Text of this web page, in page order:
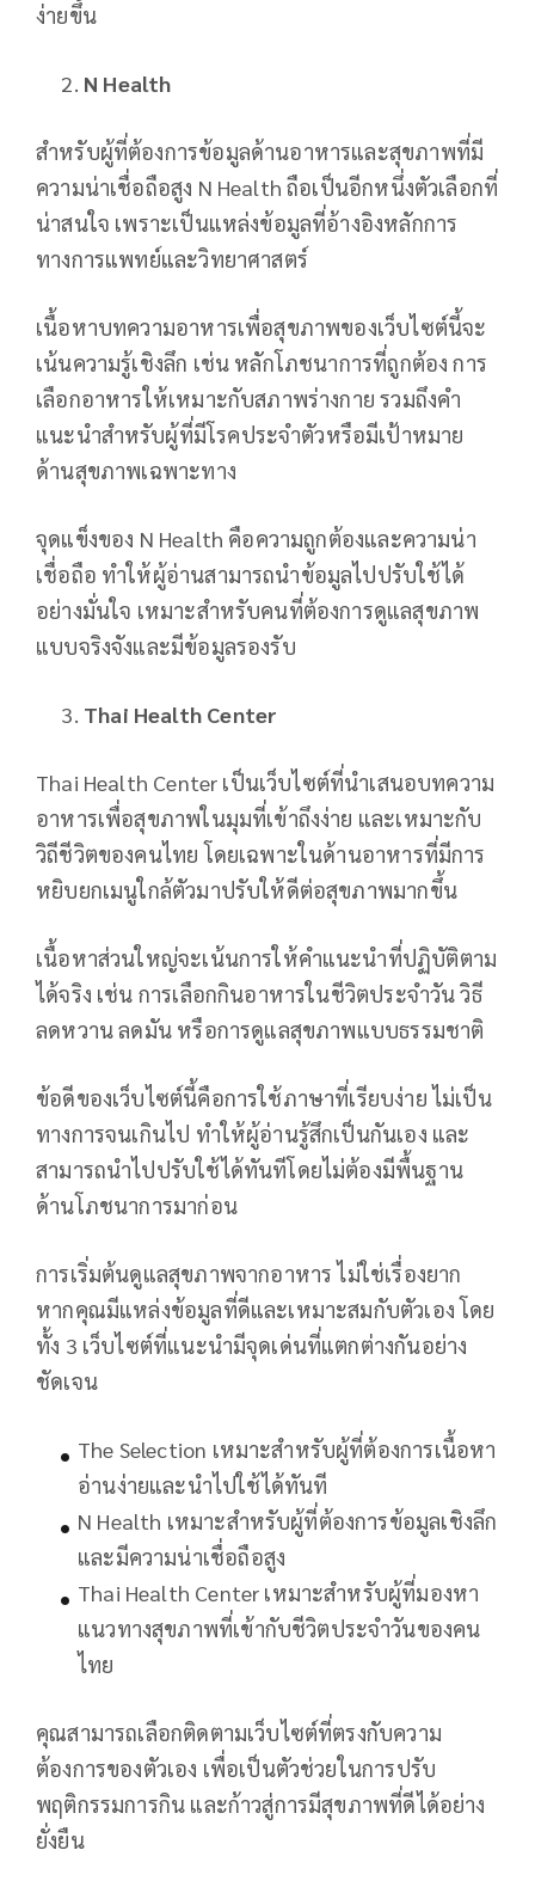
ง่ายขึ้น
N Health
สำหรับผู้ที่ต้องการข้อมูลด้านอาหารและสุขภาพที่มี
ความน่าเชื่อถือสูง N Health ถือเป็นอีกหนึ่งตัวเลือกที่
น่าสนใจ เพราะเป็นแหล่งข้อมูลที่อ้างอิงหลักการ
ทางการแพทย์และวิทยาศาสตร์
เนื้อหาบทความอาหารเพื่อสุขภาพของเว็บไซต์นี้จะ
เน้นความรู้เชิงลึก เช่น หลักโภชนาการที่ถูกต้อง การ
เลือกอาหารให้เหมาะกับสภาพร่างกาย รวมถึงคำ
แนะนำสำหรับผู้ที่มีโรคประจำตัวหรือมีเป้าหมาย
ด้านสุขภาพเฉพาะทาง
จุดแข็งของ N Health คือความถูกต้องและความน่า
เชื่อถือ ทำให้ผู้อ่านสามารถนำข้อมูลไปปรับใช้ได้
อย่างมั่นใจ เหมาะสำหรับคนที่ต้องการดูแลสุขภาพ
แบบจริงจังและมีข้อมูลรองรับ
Thai Health Center
Thai Health Center เป็นเว็บไซต์ที่นำเสนอบทความ
อาหารเพื่อสุขภาพในมุมที่เข้าถึงง่าย และเหมาะกับ
วิถีชีวิตของคนไทย โดยเฉพาะในด้านอาหารที่มีการ
หยิบยกเมนูใกล้ตัวมาปรับให้ดีต่อสุขภาพมากขึ้น
เนื้อหาส่วนใหญ่จะเน้นการให้คำแนะนำที่ปฏิบัติตาม
ได้จริง เช่น การเลือกกินอาหารในชีวิตประจำวัน วิธี
ลดหวาน ลดมัน หรือการดูแลสุขภาพแบบธรรมชาติ
ข้อดีของเว็บไซต์นี้คือการใช้ภาษาที่เรียบง่าย ไม่เป็น
ทางการจนเกินไป ทำให้ผู้อ่านรู้สึกเป็นกันเอง และ
สามารถนำไปปรับใช้ได้ทันทีโดยไม่ต้องมีพื้นฐาน
ด้านโภชนาการมาก่อน
การเริ่มต้นดูแลสุขภาพจากอาหาร ไม่ใช่เรื่องยาก
หากคุณมีแหล่งข้อมูลที่ดีและเหมาะสมกับตัวเอง โดย
ทั้ง 3 เว็บไซต์ที่แนะนำมีจุดเด่นที่แตกต่างกันอย่าง
ชัดเจน
The Selection เหมาะสำหรับผู้ที่ต้องการเนื้อหา
อ่านง่ายและนำไปใช้ได้ทันที
N Health เหมาะสำหรับผู้ที่ต้องการข้อมูลเชิงลึก
และมีความน่าเชื่อถือสูง
Thai Health Center เหมาะสำหรับผู้ที่มองหา
แนวทางสุขภาพที่เข้ากับชีวิตประจำวันของคน
ไทย
คุณสามารถเลือกติดตามเว็บไซต์ที่ตรงกับความ
ต้องการของตัวเอง เพื่อเป็นตัวช่วยในการปรับ
พฤติกรรมการกิน และก้าวสู่การมีสุขภาพที่ดีได้อย่าง
ยั่งยืน